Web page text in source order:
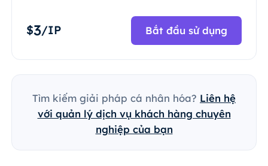
$3/IP Bắt đầu sử dụng
Tìm kiếm giải pháp cá nhân hóa? Liên hệ
với quản lý dịch vụ khách hàng chuyên
nghiệp của bạn